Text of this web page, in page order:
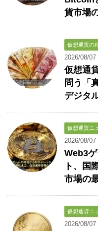
貨市場
仮想通貨の
2026/08/07
仮想通
問う「
デジタ
仮想通貨ニ
2026/08/07
Web3
ト、国
市場の
仮想通貨ニ
2026/08/07